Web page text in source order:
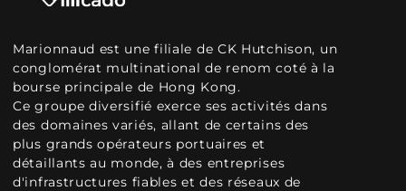
Marionnaud est une filiale de CK Hutchison, un
conglomérat multinational de renom coté à la
bourse principale de Hong Kong.
Ce groupe diversifié exerce ses activités dans
des domaines variés, allant de certains des
plus grands opérateurs portuaires et
détaillants au monde, à des entreprises
d'infrastructures fiables et des réseaux de